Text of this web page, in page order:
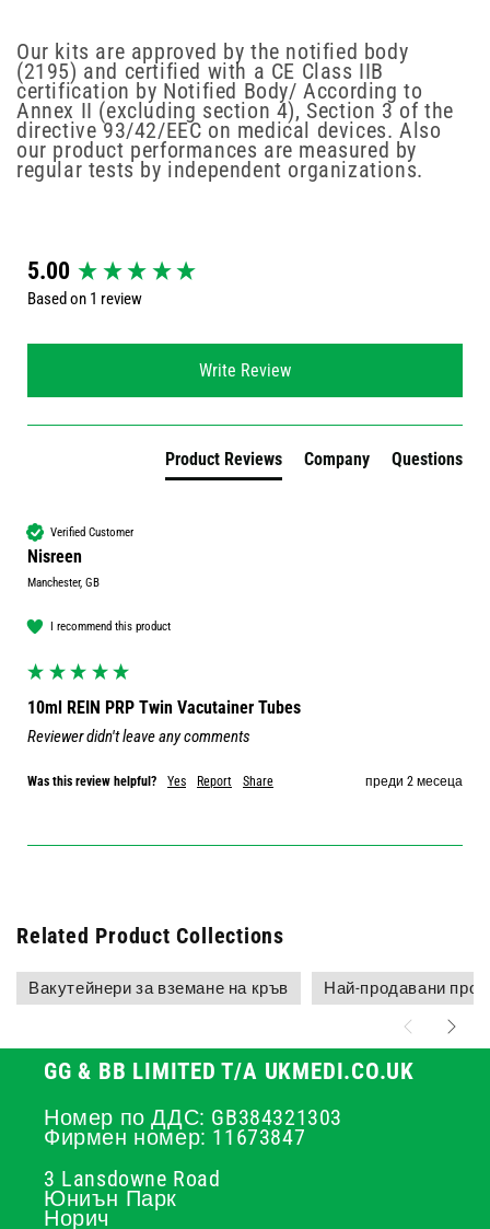
Our kits are approved by the notified body
(2195) and certified with a CE Class IIB
certification by Notified Body/ According to
Annex II (excluding section 4), Section 3 of the
directive 93/42/EEC on medical devices. Also
our product performances are measured by
regular tests by independent organizations.
5.00
Based on 1 review
Write Review
Product Reviews Company Questions
Verified Customer
Nisreen
Manchester, GB
I recommend this product
10ml REIN PRP Twin Vacutainer Tubes
Reviewer didn't leave any comments
Was this review helpful? Yes Report Share преди 2 месеца
New content loaded
Related Product Collections
Вакутейнери за вземане на кръв Най-продавани
GG & BB LIMITED T/A UKMEDI.CO.UK
Номер по ДДС: GB384321303
Фирмен номер: 11673847
3 Lansdowne Road
Юниън Парк
Норич